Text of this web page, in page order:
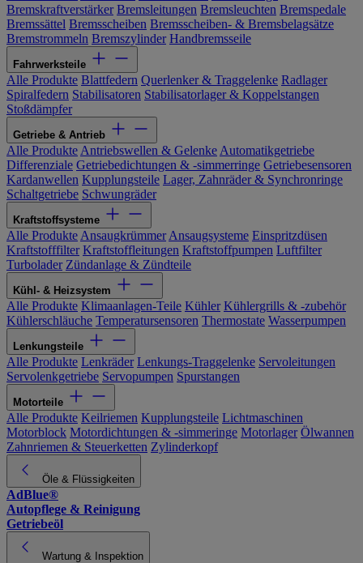
Bremskraftverstärker Bremsleitungen Bremsleuchten Bremspedale
Bremssättel Bremsscheiben Bremsscheiben- & Bremsbelagsätze
Bremstrommeln Bremszylinder Handbremsseile
Fahrwerksteile
Alle Produkte Blattfedern Querlenker & Traggelenke Radlager
Spiralfedern Stabilisatoren Stabilisatorlager & Koppelstangen
Stoßdämpfer
Getriebe & Antrieb
Alle Produkte Antriebswellen & Gelenke Automatikgetriebe
Differenziale Getriebedichtungen & -simmerringe Getriebesensoren
Kardanwellen Kupplungsteile Lager, Zahnräder & Synchronringe
Schaltgetriebe Schwungräder
Kraftstoffsysteme
Alle Produkte Ansaugkrümmer Ansaugsysteme Einspritzdüsen
Kraftstofffilter Kraftstoffleitungen Kraftstoffpumpen Luftfilter
Turbolader Zündanlage & Zündteile
Kühl- & Heizsystem
Alle Produkte Klimaanlagen-Teile Kühler Kühlergrills & -zubehör
Kühlerschläuche Temperatursensoren Thermostate Wasserpumpen
Lenkungsteile
Alle Produkte Lenkräder Lenkungs-Traggelenke Servoleitungen
Servolenkgetriebe Servopumpen Spurstangen
Motorteile
Alle Produkte Keilriemen Kupplungsteile Lichtmaschinen
Motorblock Motordichtungen & -simmeringe Motorlager Ölwannen
Zahnriemen & Steuerketten Zylinderkopf
Öle & Flüssigkeiten
AdBlue®
Autopflege & Reinigung
Getriebeöl
Wartung & Inspektion